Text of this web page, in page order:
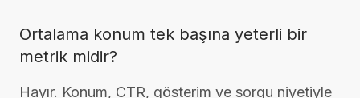
Ortalama konum tek başına yeterli bir
metrik midir?
Hayır. Konum, CTR, gösterim ve sorgu niyetiyle